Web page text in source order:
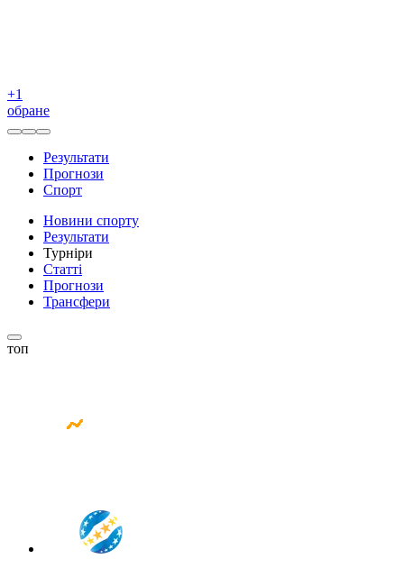
+1
обране
Результати
Прогнози
Спорт
Новини спорту
Результати
Турніри
Статті
Прогнози
Трансфери
топ